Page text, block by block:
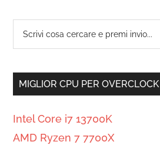
MIGLIOR CPU PER OVERCLOCK
Intel Core i7 13700K
AMD Ryzen 7 7700X